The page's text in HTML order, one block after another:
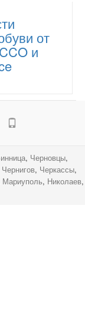
от
и
, Черновцы,
Чернигов, Черкассы,
Мариуполь, Николаев,